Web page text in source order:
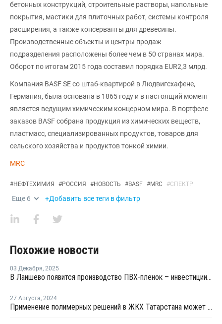
бетонных конструкций, строительные растворы, напольные
покрытия, мастики для плиточных работ, системы контроля
расширения, а также консерванты для древесины.
Производственные объекты и центры продаж
подразделения расположены более чем в 50 странах мира.
Оборот по итогам 2015 года составил порядка EUR2,3 млрд.
Компания BASF SE со штаб-квартирой в Людвигсхафене,
Германия, была основана в 1865 году и в настоящий момент
является ведущим химическим концерном мира. В портфеле
заказов BASF собрана продукция из химических веществ,
пластмасс, специализированных продуктов, товаров для
сельского хозяйства и продуктов тонкой химии.
MRC
#НЕФТЕХИМИЯ #РОССИЯ #НОВОСТЬ #BASF #MRC #СПЕКТР
Еще 6 +Добавить все теги в фильтр
Похожие новости
03 Декабря, 2025
В Лаишево появится производство ПВХ-пленок – инвестиции составили более 1 млрд рублей
27 Августа, 2024
Применение полимерных решений в ЖКХ Татарстана может дать эффект в 500 млрд рублей